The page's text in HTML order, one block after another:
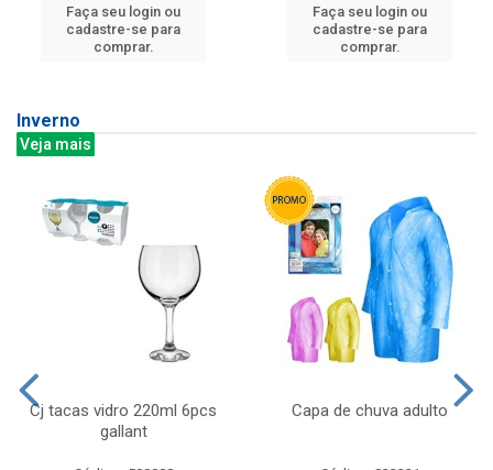
Faça seu login ou
cadastre-se para
comprar.
Faça seu login ou
cadastre-se para
comprar.
Inverno
Veja mais
Cj tacas vidro 220ml 6pcs
gallant
Capa de chuva adulto